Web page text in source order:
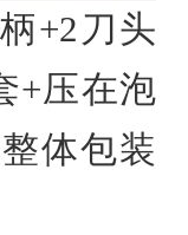
+2刀头
+压在泡
体包装